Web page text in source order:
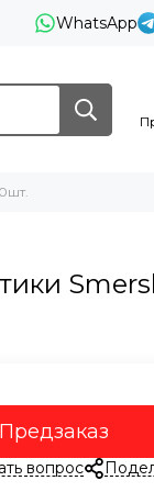
WhatsApp
Предзаказ
вопрос